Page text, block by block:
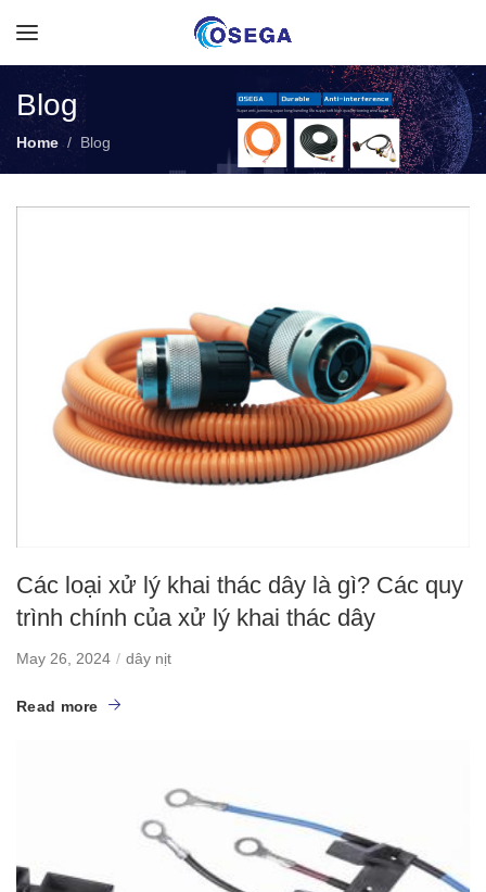
Blog
Home Blog
Các loại xử lý khai thác dây là gì? Các quy
trình chính của xử lý khai thác dây
May 26, 2024 dây nịt
Read more